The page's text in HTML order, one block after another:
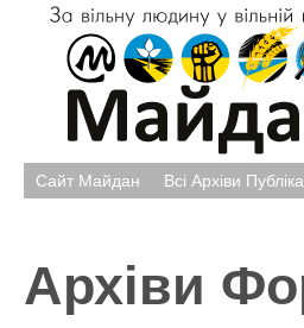
Сайт Майдан Всі Архіви
Архіви